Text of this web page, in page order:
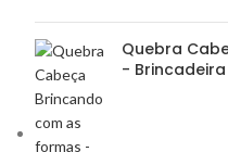
Quebra
-